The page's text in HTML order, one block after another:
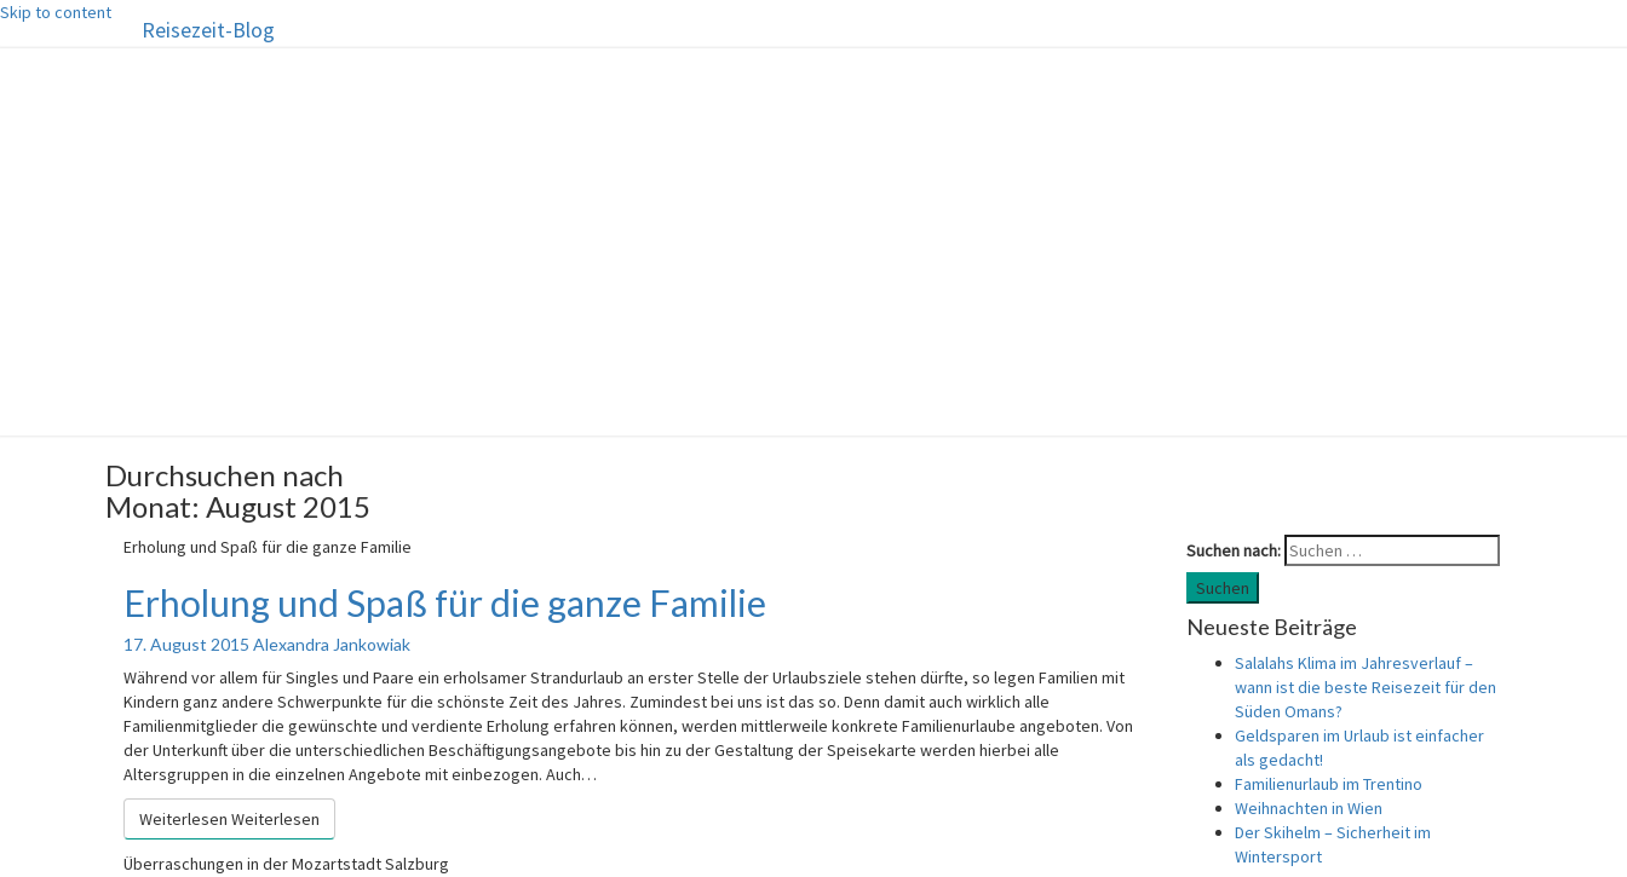
Skip to content
Reisezeit-Blog
Durchsuchen nach
Monat: August 2015
Erholung und Spaß für die ganze Familie
Erholung und Spaß für die ganze Familie
17. August 2015 Alexandra Jankowiak
Während vor allem für Singles und Paare ein erholsamer Strandurlaub an erster Stelle der Urlaubsziele stehen dürfte, so legen Familien mit
Kindern ganz andere Schwerpunkte für die schönste Zeit des Jahres. Zumindest bei uns ist das so. Denn damit auch wirklich alle
Familienmitglieder die gewünschte und verdiente Erholung erfahren können, werden mittlerweile konkrete Familienurlaube angeboten. Von
der Unterkunft über die unterschiedlichen Beschäftigungsangebote bis hin zu der Gestaltung der Speisekarte werden hierbei alle
Altersgruppen in die einzelnen Angebote mit einbezogen. Auch…
Weiterlesen Weiterlesen
Überraschungen in der Mozartstadt Salzburg
Suchen nach:
Suchen
Neueste Beiträge
Salalahs Klima im Jahresverlauf –
wann ist die beste Reisezeit für den
Süden Omans?
Geldsparen im Urlaub ist einfacher
als gedacht!
Familienurlaub im Trentino
Weihnachten in Wien
Der Skihelm – Sicherheit im
Wintersport